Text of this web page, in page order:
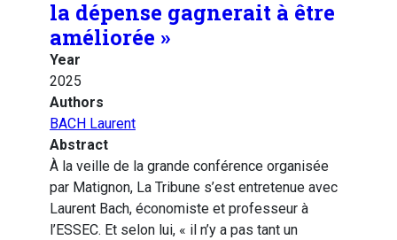
la dépense gagnerait à être
améliorée »
Year
2025
Authors
BACH Laurent
Abstract
À la veille de la grande conférence organisée
par Matignon, La Tribune s’est entretenue avec
Laurent Bach, économiste et professeur à
l’ESSEC. Et selon lui, « il n’y a pas tant un